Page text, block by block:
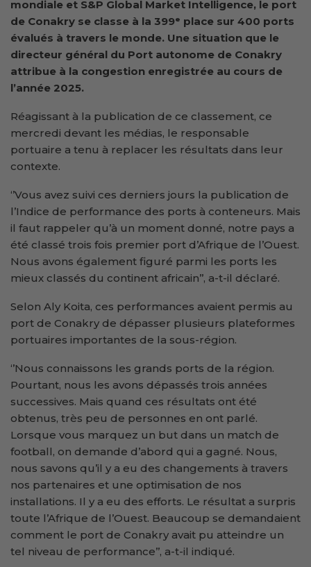
mondiale et S&P Global Market Intelligence, le port
de Conakry se classe à la 399ᵉ place sur 400 ports
évalués à travers le monde. Une situation que le
directeur général du Port autonome de Conakry
attribue à la congestion enregistrée au cours de
l’année 2025.
Réagissant à la publication de ce classement, ce
mercredi devant les médias, le responsable
portuaire a tenu à replacer les résultats dans leur
contexte.
‘’Vous avez suivi ces derniers jours la publication de
l’Indice de performance des ports à conteneurs. Mais
il faut rappeler qu’à un moment donné, notre pays a
été classé trois fois premier port d’Afrique de l’Ouest.
Nous avons également figuré parmi les ports les
mieux classés du continent africain’’, a-t-il déclaré.
Selon Aly Koita, ces performances avaient permis au
port de Conakry de dépasser plusieurs plateformes
portuaires importantes de la sous-région.
‘’Nous connaissons les grands ports de la région.
Pourtant, nous les avons dépassés trois années
successives. Mais quand ces résultats ont été
obtenus, très peu de personnes en ont parlé.
Lorsque vous marquez un but dans un match de
football, on demande d’abord qui a gagné. Nous,
nous savons qu’il y a eu des changements à travers
nos partenaires et une optimisation de nos
installations. Il y a eu des efforts. Le résultat a surpris
toute l’Afrique de l’Ouest. Beaucoup se demandaient
comment le port de Conakry avait pu atteindre un
tel niveau de performance’’, a-t-il indiqué.